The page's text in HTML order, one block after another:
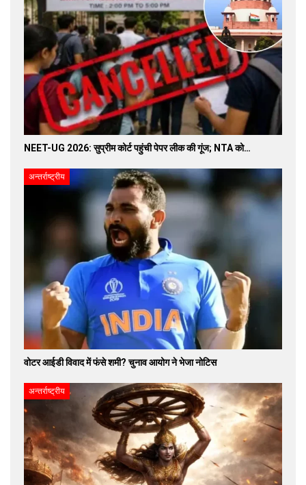
NEET-UG 2026: सुप्रीम कोर्ट पहुंची पेपर लीक की गूंज; NTA को…
अन्तर्राष्ट्रीय
वोटर आईडी विवाद में फंसे शमी? चुनाव आयोग ने भेजा नोटिस
अन्तर्राष्ट्रीय